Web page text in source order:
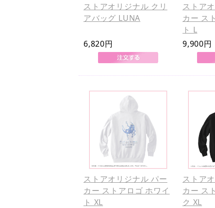
ストアオリジナル クリ
アバッグ LUNA
6,820円
ストア
カー ス
ト L
9,900円
ストアオリジナル パー
カー ストアロゴ ホワイ
ト XL
ストア
カー ス
ク XL